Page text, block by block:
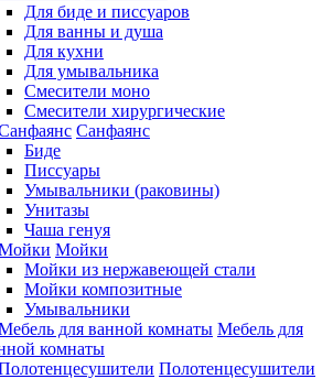
Для биде и писсуаров
Для ванны и душа
Для кухни
Для умывальника
Смесители моно
Смесители хирургические
Санфаянс
Биде
Писсуары
Умывальники (раковины)
Унитазы
Чаша генуя
Мойки
Мойки из нержавеющей стали
Мойки композитные
Умывальники
Мебель для
комнаты
Полотенцесушители